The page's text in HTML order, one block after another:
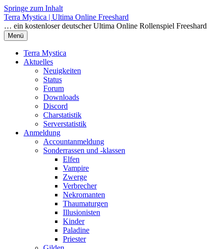
Springe zum Inhalt
Terra Mystica | Ultima Online Freeshard
… ein kostenloser deutscher Ultima Online Rollenspiel Freeshard
Menü
Terra Mystica
Aktuelles
Neuigkeiten
Status
Forum
Downloads
Discord
Charstatistik
Serverstatistik
Anmeldung
Accountanmeldung
Sonderrassen und -klassen
Elfen
Vampire
Zwerge
Verbrecher
Nekromanten
Thaumaturgen
Illusionisten
Kinder
Paladine
Priester